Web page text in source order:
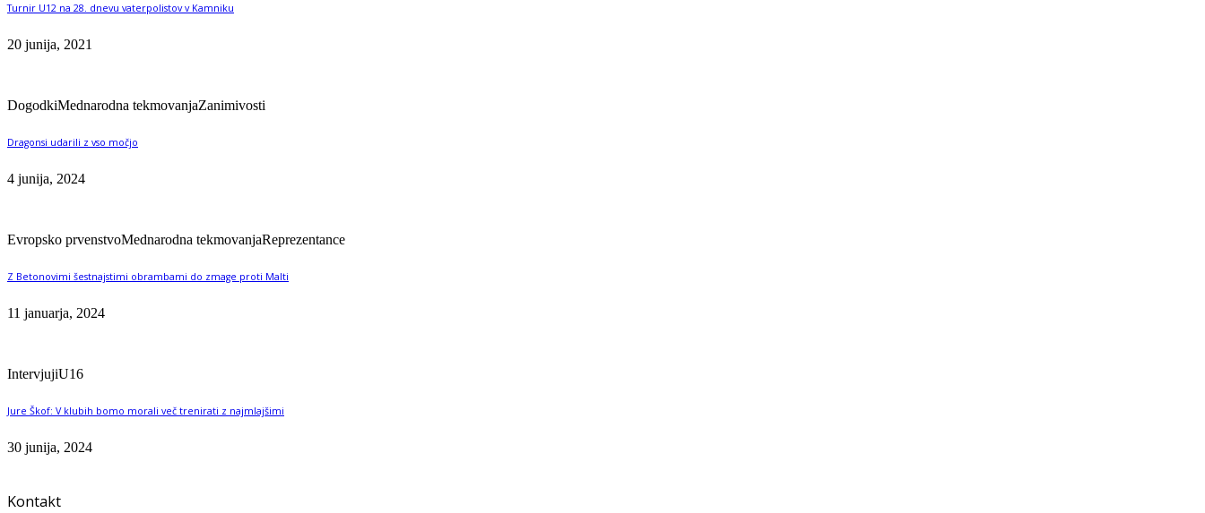
Turnir U12 na 28. dnevu vaterpolistov v Kamniku
20 junija, 2021
DogodkiMednarodna tekmovanjaZanimivosti
Dragonsi udarili z vso močjo
4 junija, 2024
Evropsko prvenstvoMednarodna tekmovanjaReprezentance
Z Betonovimi šestnajstimi obrambami do zmage proti Malti
11 januarja, 2024
IntervjujiU16
Jure Škof: V klubih bomo morali več trenirati z najmlajšimi
30 junija, 2024
Kontakt